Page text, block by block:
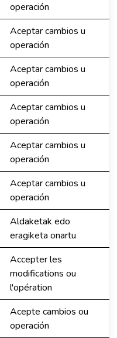
operación
Aceptar cambios u
operación
Aceptar cambios u
operación
Aceptar cambios u
operación
Aceptar cambios u
operación
Aceptar cambios u
operación
Aldaketak edo
eragiketa onartu
Accepter les
modifications ou
l'opération
Acepte cambios ou
operación